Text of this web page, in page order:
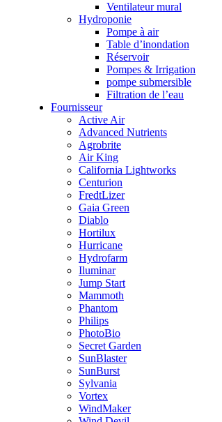
Ventilateur mural
Hydroponie
Pompe à air
Table d’inondation
Réservoir
Pompes & Irrigation
pompe submersible
Filtration de l’eau
Fournisseur
Active Air
Advanced Nutrients
Agrobrite
Air King
California Lightworks
Centurion
FredtLizer
Gaia Green
Diablo
Hortilux
Hurricane
Hydrofarm
Iluminar
Jump Start
Mammoth
Phantom
Philips
PhotoBio
Secret Garden
SunBlaster
SunBurst
Sylvania
Vortex
WindMaker